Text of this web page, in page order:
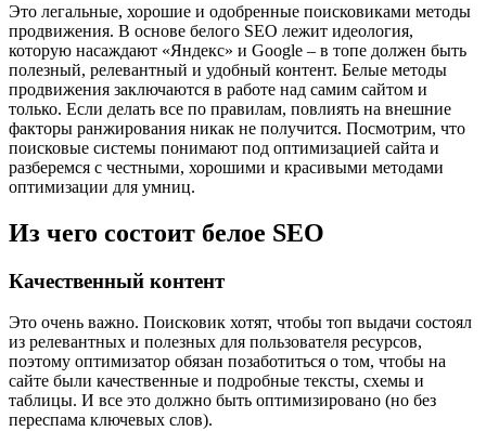
Это легальные, хорошие и одобренные поисковиками методы
продвижения. В основе белого SEO лежит идеология,
которую насаждают «Яндекс» и Google – в топе должен быть
полезный, релевантный и удобный контент. Белые методы
продвижения заключаются в работе над самим сайтом и
только. Если делать все по правилам, повлиять на внешние
факторы ранжирования никак не получится. Посмотрим, что
поисковые системы понимают под оптимизацией сайта и
разберемся с честными, хорошими и красивыми методами
оптимизации для умниц.
Из чего состоит белое SEO
Качественный контент
Это очень важно. Поисковик хотят, чтобы топ выдачи состоял
из релевантных и полезных для пользователя ресурсов,
поэтому оптимизатор обязан позаботиться о том, чтобы на
сайте были качественные и подробные тексты, схемы и
таблицы. И все это должно быть оптимизировано (но без
переспама ключевых слов).